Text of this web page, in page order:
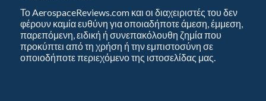
Το AerospaceReviews.com και οι διαχειριστές του δεν
φέρουν καμία ευθύνη για οποιαδήποτε άμεση, έμμεση,
παρεπόμενη, ειδική ή συνεπακόλουθη ζημία που
προκύπτει από τη χρήση ή την εμπιστοσύνη σε
οποιοδήποτε περιεχόμενο της ιστοσελίδας μας.